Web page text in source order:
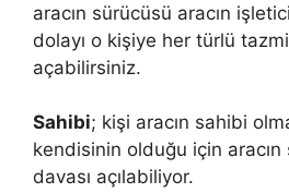
aracın sürücüsü aracın
dolayı o kişiye her türlü
açabilirsiniz.
Sahibi; kişi aracın sahibi
kendisinin olduğu için
davası açılabiliyor.